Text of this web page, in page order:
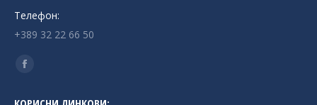
Телефон:
+389 32 22 66 50
Find us on:
Facebook